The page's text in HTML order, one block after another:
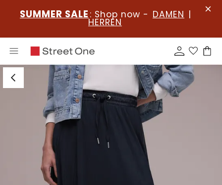
SUMMER SALE : Shop now - DAMEN |
HERREN